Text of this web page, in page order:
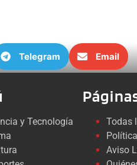
Telegram Email
y Tecnología
Todas
Aviso